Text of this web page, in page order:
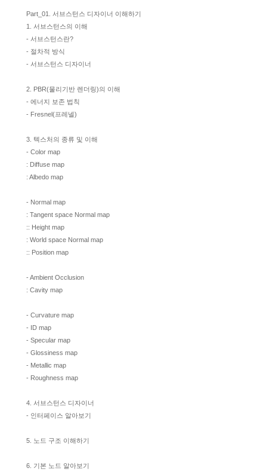
Part_01. 서브스턴스 디자이너 이해하기
1. 서브스턴스의 이해
- 서브스턴스란?
- 절차적 방식
- 서브스턴스 디자이너
2. PBR(물리기반 렌더링)의 이해
- 에너지 보존 법칙
- Fresnel(프레넬)
3. 텍스처의 종류 및 이해
- Color map
: Diffuse map
: Albedo map
- Normal map
: Tangent space Normal map
:: Height map
: World space Normal map
:: Position map
- Ambient Occlusion
: Cavity map
- Curvature map
- ID map
- Specular map
- Glossiness map
- Metallic map
- Roughness map
4. 서브스턴스 디자이너
- 인터페이스 알아보기
5. 노드 구조 이해하기
6. 기본 노드 알아보기